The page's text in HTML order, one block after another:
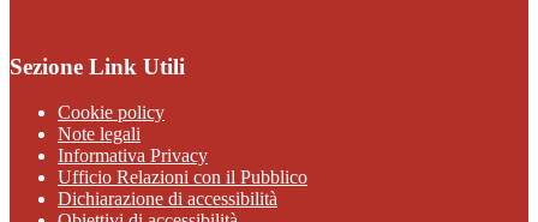
Sezione Link Utili
Cookie policy
Note legali
Informativa Privacy
Ufficio Relazioni con il Pubblico
Dichiarazione di accessibilità